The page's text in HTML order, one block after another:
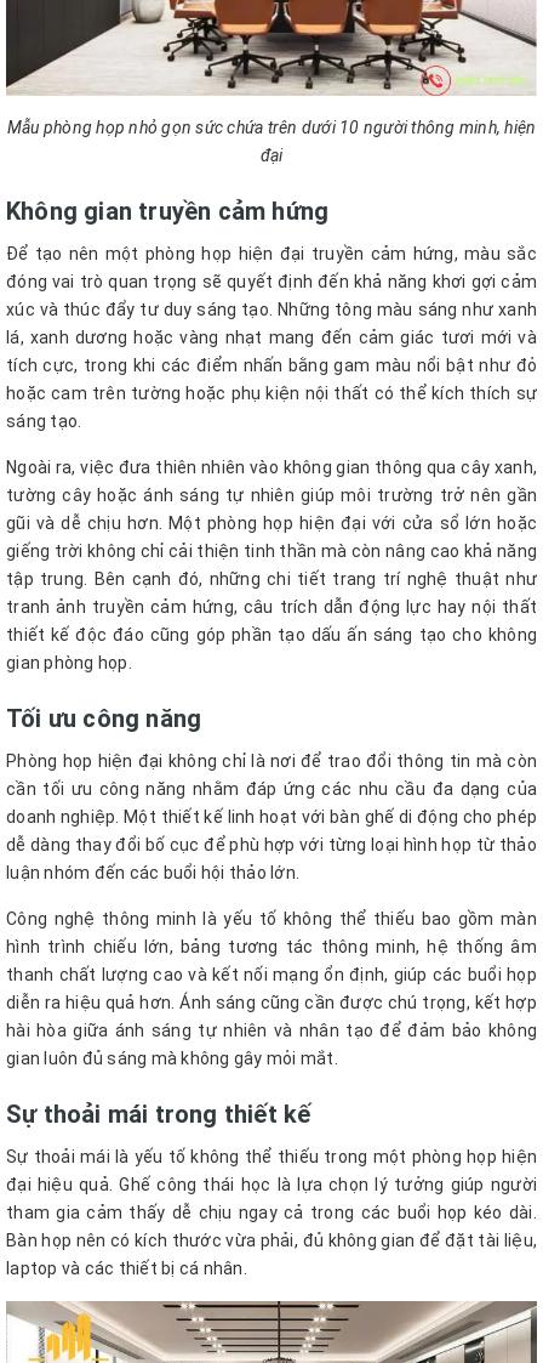
Mẫu phòng họp nhỏ gọn sức chứa trên dưới 10 người thông minh, hiện
đại
Không gian truyền cảm hứng
Để tạo nên một phòng họp hiện đại truyền cảm hứng, màu sắc
đóng vai trò quan trọng sẽ quyết định đến khả năng khơi gợi cảm
xúc và thúc đẩy tư duy sáng tạo. Những tông màu sáng như xanh
lá, xanh dương hoặc vàng nhạt mang đến cảm giác tươi mới và
tích cực, trong khi các điểm nhấn bằng gam màu nổi bật như đỏ
hoặc cam trên tường hoặc phụ kiện nội thất có thể kích thích sự
sáng tạo.
Ngoài ra, việc đưa thiên nhiên vào không gian thông qua cây xanh,
tường cây hoặc ánh sáng tự nhiên giúp môi trường trở nên gần
gũi và dễ chịu hơn. Một phòng họp hiện đại với cửa sổ lớn hoặc
giếng trời không chỉ cải thiện tinh thần mà còn nâng cao khả năng
tập trung. Bên cạnh đó, những chi tiết trang trí nghệ thuật như
tranh ảnh truyền cảm hứng, câu trích dẫn động lực hay nội thất
thiết kế độc đáo cũng góp phần tạo dấu ấn sáng tạo cho không
gian phòng họp.
Tối ưu công năng
Phòng họp hiện đại không chỉ là nơi để trao đổi thông tin mà còn
cần tối ưu công năng nhằm đáp ứng các nhu cầu đa dạng của
doanh nghiệp. Một thiết kế linh hoạt với bàn ghế di động cho phép
dễ dàng thay đổi bố cục để phù hợp với từng loại hình họp từ thảo
luận nhóm đến các buổi hội thảo lớn.
Công nghệ thông minh là yếu tố không thể thiếu bao gồm màn
hình trình chiếu lớn, bảng tương tác thông minh, hệ thống âm
thanh chất lượng cao và kết nối mạng ổn định, giúp các buổi họp
diễn ra hiệu quả hơn. Ánh sáng cũng cần được chú trọng, kết hợp
hài hòa giữa ánh sáng tự nhiên và nhân tạo để đảm bảo không
gian luôn đủ sáng mà không gây mỏi mắt.
Sự thoải mái trong thiết kế
Sự thoải mái là yếu tố không thể thiếu trong một phòng họp hiện
đại hiệu quả. Ghế công thái học là lựa chọn lý tưởng giúp người
tham gia cảm thấy dễ chịu ngay cả trong các buổi họp kéo dài.
Bàn họp nên có kích thước vừa phải, đủ không gian để đặt tài liệu,
laptop và các thiết bị cá nhân.